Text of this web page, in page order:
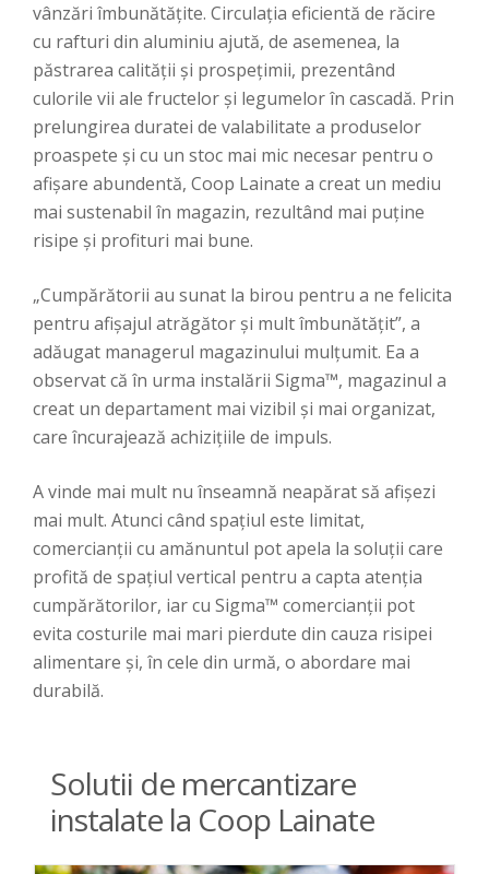
vânzări îmbunătățite. Circulația eficientă de răcire
cu rafturi din aluminiu ajută, de asemenea, la
păstrarea calității și prospețimii, prezentând
culorile vii ale fructelor și legumelor în cascadă. Prin
prelungirea duratei de valabilitate a produselor
proaspete și cu un stoc mai mic necesar pentru o
afișare abundentă, Coop Lainate a creat un mediu
mai sustenabil în magazin, rezultând mai puține
risipe și profituri mai bune.
„Cumpărătorii au sunat la birou pentru a ne felicita
pentru afișajul atrăgător și mult îmbunătățit”, a
adăugat managerul magazinului mulțumit. Ea a
observat că în urma instalării Sigma™, magazinul a
creat un departament mai vizibil și mai organizat,
care încurajează achizițiile de impuls.
A vinde mai mult nu înseamnă neapărat să afișezi
mai mult. Atunci când spațiul este limitat,
comercianții cu amănuntul pot apela la soluții care
profită de spațiul vertical pentru a capta atenția
cumpărătorilor, iar cu Sigma™ comercianții pot
evita costurile mai mari pierdute din cauza risipei
alimentare și, în cele din urmă, o abordare mai
durabilă.
Solutii de mercantizare
instalate la Coop Lainate